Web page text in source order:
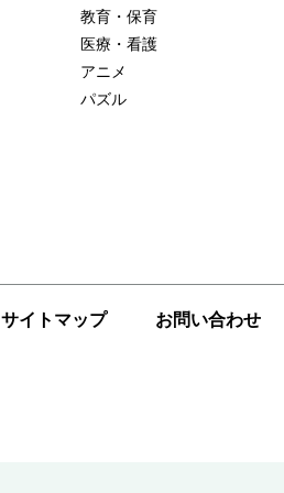
教育・保育
医療・看護
アニメ
パズル
サイトマップ お問い合わせ